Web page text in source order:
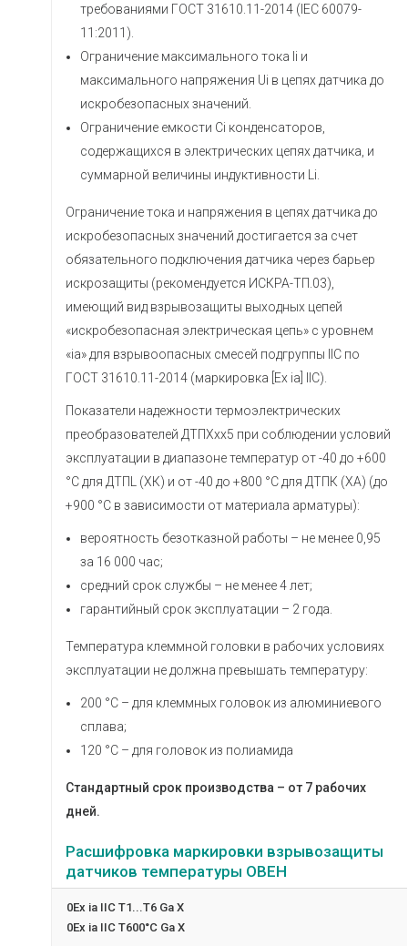
требованиями ГОСТ 31610.11-2014 (IEC 60079-
11:2011).
Ограничение максимального тока Ii и
максимального напряжения Ui в цепях датчика до
искробезопасных значений.
Ограничение емкости Ci конденсаторов,
содержащихся в электрических цепях датчика, и
суммарной величины индуктивности Li.
Ограничение тока и напряжения в цепях датчика до
искробезопасных значений достигается за счет
обязательного подключения датчика через барьер
искрозащиты (рекомендуется ИСКРА-ТП.03),
имеющий вид взрывозащиты выходных цепей
«искробезопасная электрическая цепь» с уровнем
«ia» для взрывоопасных смесей подгруппы IIC по
ГОСТ 31610.11-2014 (маркировка [Ex ia] IIC).
Показатели надежности термоэлектрических
преобразователей ДТПХхх5 при соблюдении условий
эксплуатации в диапазоне температур от -40 до +600
°С для ДТПL (ХК) и от -40 до +800 °С для ДТПК (ХА) (до
+900 °С в зависимости от материала арматуры):
вероятность безотказной работы – не менее 0,95
за 16 000 час;
средний срок службы – не менее 4 лет;
гарантийный срок эксплуатации – 2 года.
Температура клеммной головки в рабочих условиях
эксплуатации не должна превышать температуру:
200 °С – для клеммных головок из алюминиевого
сплава;
120 °С – для головок из полиамида
Стандартный срок производства – от 7 рабочих
дней.
Расшифровка маркировки взрывозащиты
датчиков температуры ОВЕН
0Ех ia IIC T1...Т6 Ga Х
0Ex ia IIC T600°C Ga X